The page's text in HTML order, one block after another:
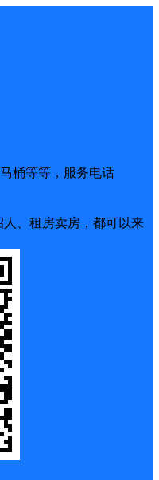
桶等等，服务电话
、租房卖房，都可以来